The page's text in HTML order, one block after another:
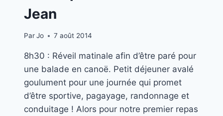
Jean
ParJo 7 août 2014
8h30 : Réveil matinale afin d’être paré pour
une balade en canoë. Petit déjeuner avalé
goulument pour une journée qui promet
d’être sportive, pagayage, randonnage et
conduitage ! Alors pour notre premier repas